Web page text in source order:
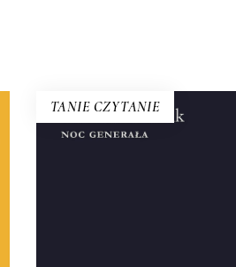
TANIE CZYTANIE
NOC GENERAŁA
Ten tytuł do dzisiaj symbolizuje